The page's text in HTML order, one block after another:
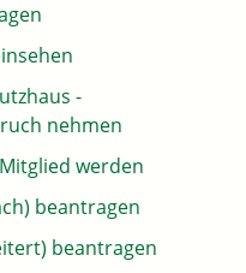
-
nehmen
werden
beantragen
beantragen